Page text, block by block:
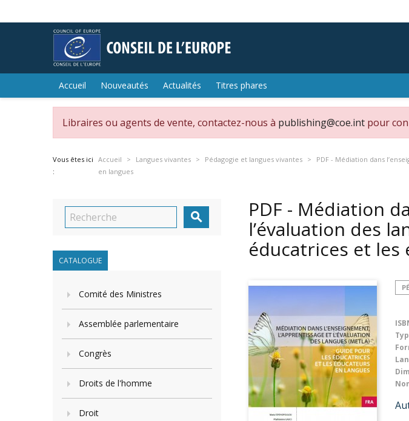
Accueil Nouveautés Actualités Titres phares
Libraires ou agents de vente, contactez-nous à publishing@coe.int pour
Vous êtes ici
:
Accueil Langues vivantes Pédagogie et langues vivantes
PDF - Médiation dans
en langues

CATALOGUE
Comité des Ministres
Assemblée parlementaire
Congrès
Droits de l'homme
Droit
PDF - Médiation
l’évaluation des
éducatrices et les